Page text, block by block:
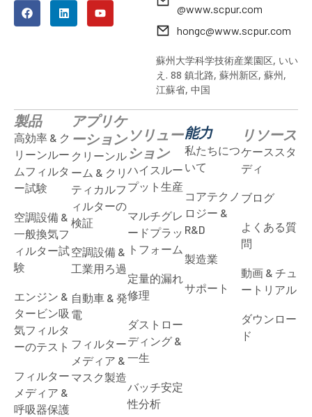
@www.scpur.com
hongc@www.scpur.com
蘇州大学科学技術産業園区, いい
え. 88 鎮北路, 蘇州新区, 蘇州,
江蘇省, 中国
製品
高効率 & ク
リーンルー
ムフィルタ
ー試験
空調設備 &
一般換気フ
ィルター試
験
エンジン &
タービン吸
気フィルタ
ーのテスト
フィルター
メディア &
呼吸器保護
アプリケ
ーション
クリーンル
ーム & クリ
ティカルフ
ィルターの
検証
空調設備 &
工業用ろ過
自動車 & 発
電
フィルター
メディア &
マスク製造
ソリュー
ション
ハイスルー
プット生産
マルチグレ
ードプラッ
トフォーム
定量的漏れ
修理
ダストロー
ディング &
一生
バッチ安定
性分析
能力
私たちにつ
いて
コアテクノ
ロジー &
R&D
製造業
サポート
リソース
ケーススタ
ディ
ブログ
よくある質
問
動画 & チュ
ートリアル
ダウンロー
ド